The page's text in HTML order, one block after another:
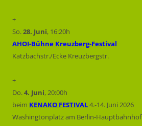
+
So.28. Juni, 16:20h
AHOI-Bühne Kreuzberg-Festival
Katzbachstr./Ecke Kreuzbergstr.
+
Do.4. Juni, 20:00h
beim KENAKO FESTIVAL4.-14. Juni 2026
Washingtonplatz am Berlin-Hauptbahnhof